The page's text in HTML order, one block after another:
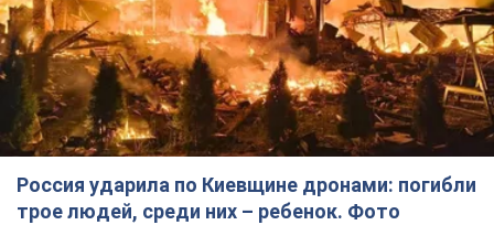
Россия ударила по Киевщине дронами: погибли
трое людей, среди них – ребенок. Фото